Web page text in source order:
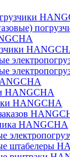
HANGCHA
HANGCHA
HANGCHA
штабелеры